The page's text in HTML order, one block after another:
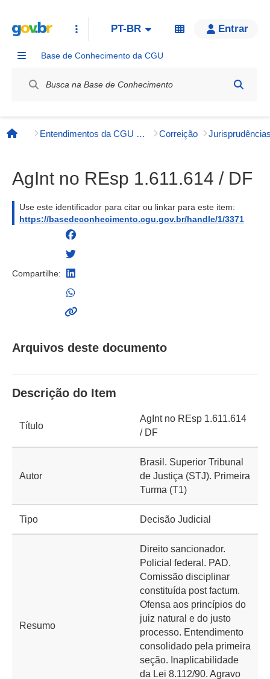
PT-BR Entrar
Base de Conhecimento da CGU
Página inicial
Entendimentos da CGU e órgãos externos Correição
AgInt no REsp 1.611.614 / DF
Use este identificador para citar ou linkar para este item:
https://basedeconhecimento.cgu.gov.br/handle/1/3371
Compartilhe:
Arquivos deste documento
Descrição do Item
Título
AgInt no REsp 1.611.614
/ DF
Autor
Brasil. Superior Tribunal
de Justiça (STJ). Primeira
Turma (T1)
Tipo Decisão Judicial
Resumo
Direito sancionador.
Policial federal. PAD.
Comissão disciplinar
constituída post factum.
Ofensa aos princípios do
juiz natural e do justo
processo. Entendimento
consolidado pela primeira
seção. Inaplicabilidade
da Lei 8.112/90. Agravo